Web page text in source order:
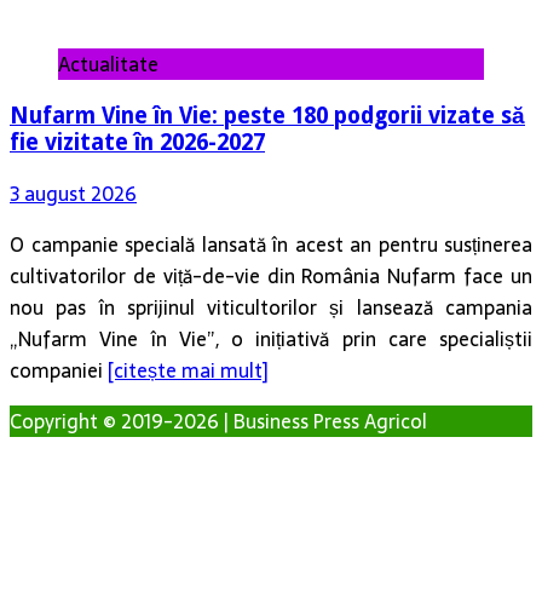
Actualitate
Nufarm Vine în Vie: peste 180 podgorii vizate să
fie vizitate în 2026-2027
3 august 2026
O campanie specială lansată în acest an pentru susținerea
cultivatorilor de viță-de-vie din România Nufarm face un
nou pas în sprijinul viticultorilor și lansează campania
„Nufarm Vine în Vie”, o inițiativă prin care specialiștii
companiei [citește mai mult]
Copyright © 2019-2026 | Business Press Agricol